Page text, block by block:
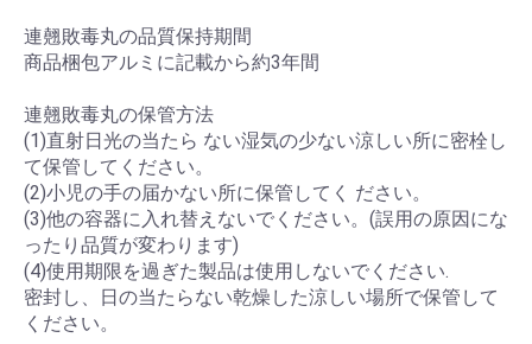
連翹敗毒丸の品質保持期間
商品梱包アルミに記載から約3年間
連翹敗毒丸の保管方法
(1)直射日光の当たら ない湿気の少ない涼しい所に密栓し
て保管してください。
(2)小児の手の届かない所に保管してく ださい。
(3)他の容器に入れ替えないでください。(誤用の原因にな
ったり品質が変わります)
(4)使用期限を過ぎた製品は使用しないでください.
密封し、日の当たらない乾燥した涼しい場所で保管して
ください。